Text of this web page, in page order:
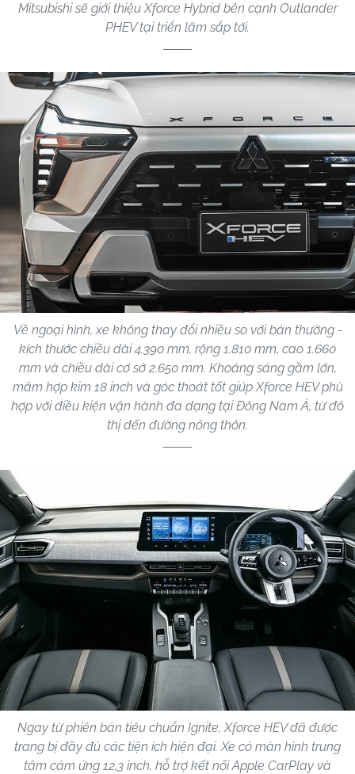
Mitsubishi sẽ giới thiệu Xforce Hybrid bên cạnh Outlander
PHEV tại triển lãm sắp tới.
Về ngoại hình, xe không thay đổi nhiều so với bản thường -
kích thước chiều dài 4.390 mm, rộng 1.810 mm, cao 1.660
mm và chiều dài cơ sở 2.650 mm. Khoảng sáng gầm lớn,
mâm hợp kim 18 inch và góc thoát tốt giúp Xforce HEV phù
hợp với điều kiện vận hành đa dạng tại Đông Nam Á, từ đô
thị đến đường nông thôn.
Ngay từ phiên bản tiêu chuẩn Ignite, Xforce HEV đã được
trang bị đầy đủ các tiện ích hiện đại. Xe có màn hình trung
tâm cảm ứng 12,3 inch, hỗ trợ kết nối Apple CarPlay và